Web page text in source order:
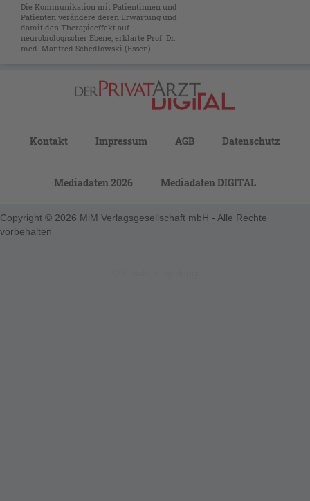
Die Kommunikation mit Patientinnen und
Patienten verändere deren Erwartung und
damit den Therapieeffekt auf
neurobiologischer Ebene, erklärte Prof. Dr.
med. Manfred Schedlowski (Essen). ...
Kontakt Impressum AGB Datenschutz
Mediadaten 2026 Mediadaten DIGITAL
Copyright © 2026 MiM Verlagsgesellschaft mbH - Alle Rechte
vorbehalten